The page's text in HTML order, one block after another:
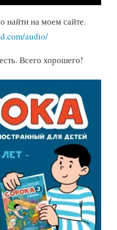
найти на моем сайте.
audio/
Всего хорошего!